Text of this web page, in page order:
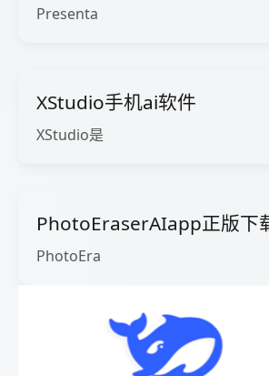
Presenta
XStudio手机ai软件
XStudio是
PhotoEraserAIapp正版下
PhotoEra